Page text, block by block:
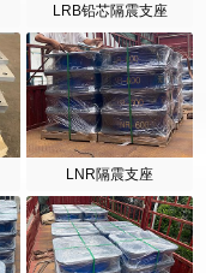
LRB铅芯隔震支座
LNR隔震支座